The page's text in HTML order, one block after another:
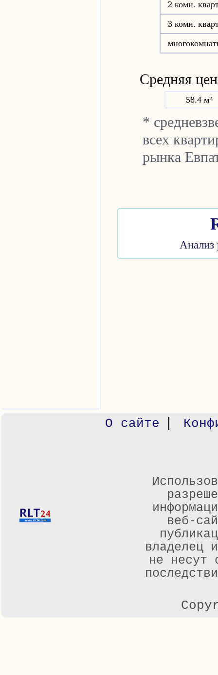
2 комн.
3 комн.
Средняя
58.4 м²
*
всех
рынка
Анализ
О сайте
веб-
владелец
не несут